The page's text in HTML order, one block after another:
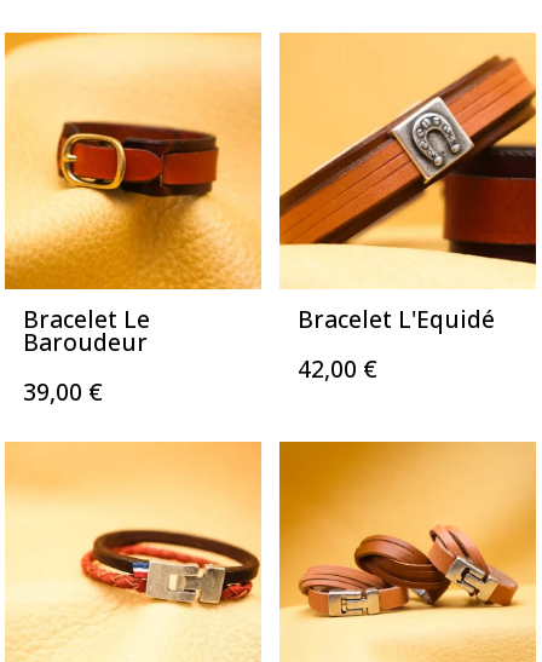
Bracelet Le
Baroudeur
39,00 €
Bracelet L'Equidé
42,00 €